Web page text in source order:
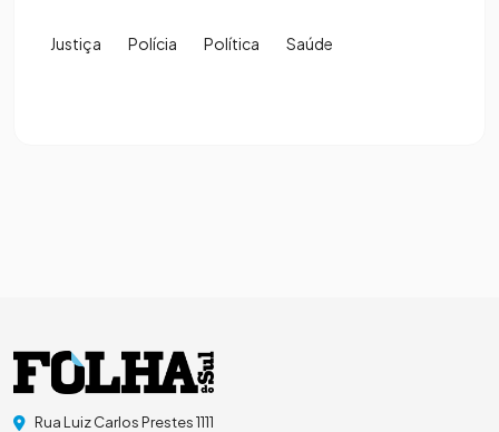
Justiça Polícia Política Saúde
Rua Luiz Carlos Prestes 1111